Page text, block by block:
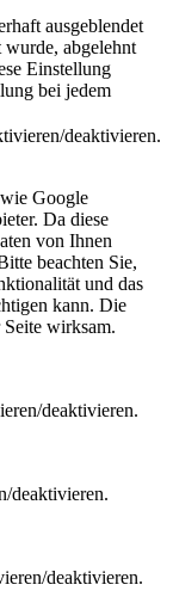
ausgeblendet
abgelehnt
Einstellung
bei jedem
deaktivieren.
Google
Da diese
von Ihnen
beachten Sie,
und das
kann. Die
wirksam.
deaktivieren.
deaktivieren.
deaktivieren.